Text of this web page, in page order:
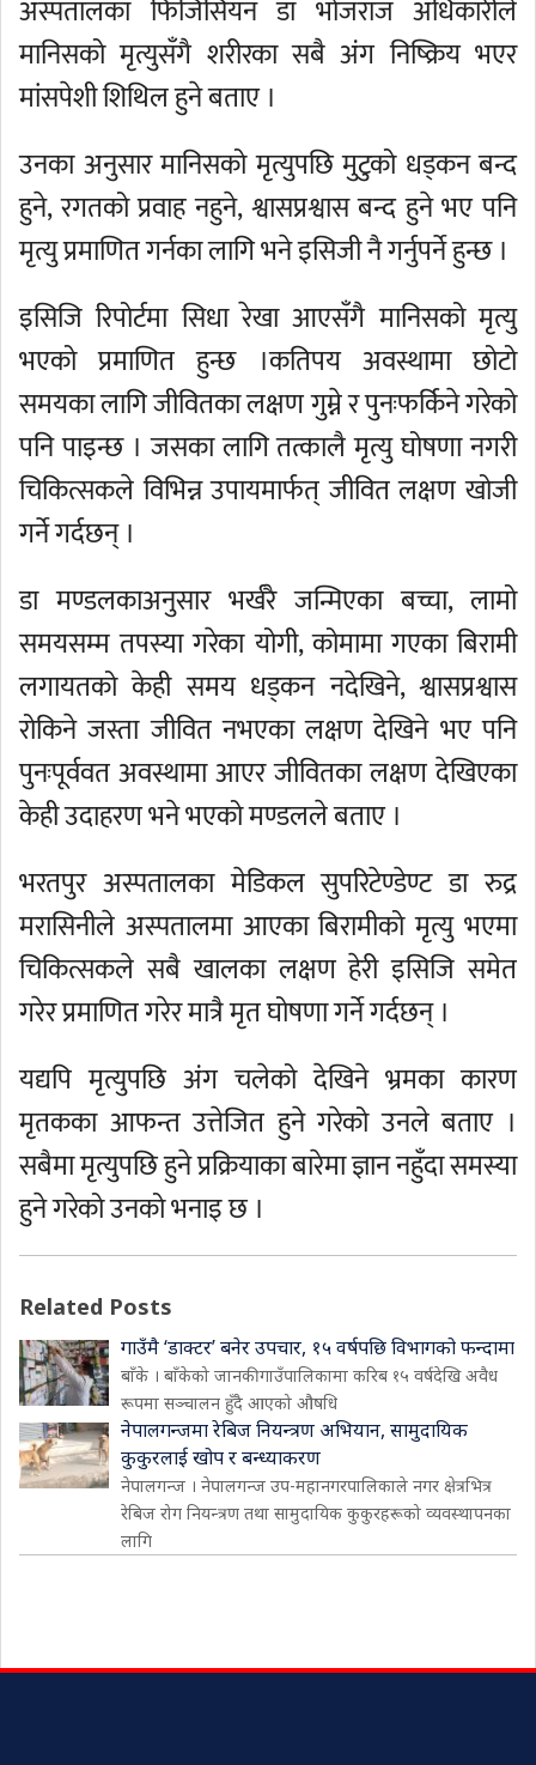
अस्पतालका फिजिसियन डा भोजराज अधिकारीले
मानिसको मृत्युसँगै शरीरका सबै अंग निष्क्रिय भएर
मांसपेशी शिथिल हुने बताए ।
उनका अनुसार मानिसको मृत्युपछि मुटुको धड्कन बन्द
हुने, रगतको प्रवाह नहुने, श्वासप्रश्वास बन्द हुने भए पनि
मृत्यु प्रमाणित गर्नका लागि भने इसिजी नै गर्नुपर्ने हुन्छ ।
इसिजि रिपोर्टमा सिधा रेखा आएसँगै मानिसको मृत्यु
भएको प्रमाणित हुन्छ ।कतिपय अवस्थामा छोटो
समयका लागि जीवितका लक्षण गुम्ने र पुनःफर्किने गरेको
पनि पाइन्छ । जसका लागि तत्कालै मृत्यु घोषणा नगरी
चिकित्सकले विभिन्न उपायमार्फत् जीवित लक्षण खोजी
गर्ने गर्दछन् ।
डा मण्डलकाअनुसार भर्खरै जन्मिएका बच्चा, लामो
समयसम्म तपस्या गरेका योगी, कोमामा गएका बिरामी
लगायतको केही समय धड्कन नदेखिने, श्वासप्रश्वास
रोकिने जस्ता जीवित नभएका लक्षण देखिने भए पनि
पुनःपूर्ववत अवस्थामा आएर जीवितका लक्षण देखिएका
केही उदाहरण भने भएको मण्डलले बताए ।
भरतपुर अस्पतालका मेडिकल सुपरिटेण्डेण्ट डा रुद्र
मरासिनीले अस्पतालमा आएका बिरामीको मृत्यु भएमा
चिकित्सकले सबै खालका लक्षण हेरी इसिजि समेत
गरेर प्रमाणित गरेर मात्रै मृत घोषणा गर्ने गर्दछन् ।
यद्यपि मृत्युपछि अंग चलेको देखिने भ्रमका कारण
मृतकका आफन्त उत्तेजित हुने गरेको उनले बताए ।
सबैमा मृत्युपछि हुने प्रक्रियाका बारेमा ज्ञान नहुँदा समस्या
हुने गरेको उनको भनाइ छ ।
Related Posts
गाउँमै ‘डाक्टर’ बनेर उपचार, १५ वर्षपछि विभागको फन्दामा
बाँके । बाँकेको जानकी गाउँपालिकामा करिब १५ वर्षदेखि अवैध
रूपमा सञ्चालन हुँदै आएको औषधि
नेपालगन्जमा रेबिज नियन्त्रण अभियान, सामुदायिक
कुकुरलाई खोप र बन्ध्याकरण
नेपालगन्ज । नेपालगन्ज उप-महानगरपालिकाले नगर क्षेत्रभित्र
रेबिज रोग नियन्त्रण तथा सामुदायिक कुकुरहरूको व्यवस्थापनका
लागि